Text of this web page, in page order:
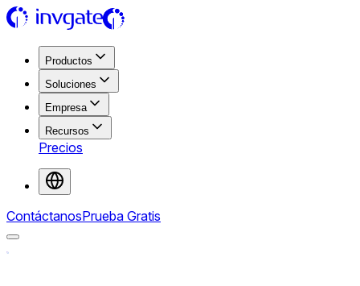
Productos
Soluciones
Empresa
Recursos
Precios
ContáctanosPrueba Gratis